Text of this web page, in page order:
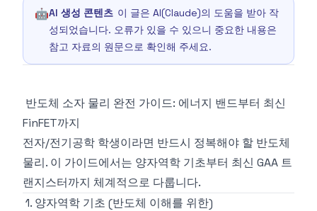
🤖AI 생성 콘텐츠 이 글은 AI(Claude)의 도움을 받아 작
성되었습니다. 오류가 있을 수 있으니 중요한 내용은
참고 자료의 원문으로 확인해 주세요.
반도체 소자 물리 완전 가이드: 에너지 밴드부터 최신
FinFET까지
전자/전기공학 학생이라면 반드시 정복해야 할 반도체
물리. 이 가이드에서는 양자역학 기초부터 최신 GAA 트
랜지스터까지 체계적으로 다룹니다.
1. 양자역학 기초 (반도체 이해를 위한)